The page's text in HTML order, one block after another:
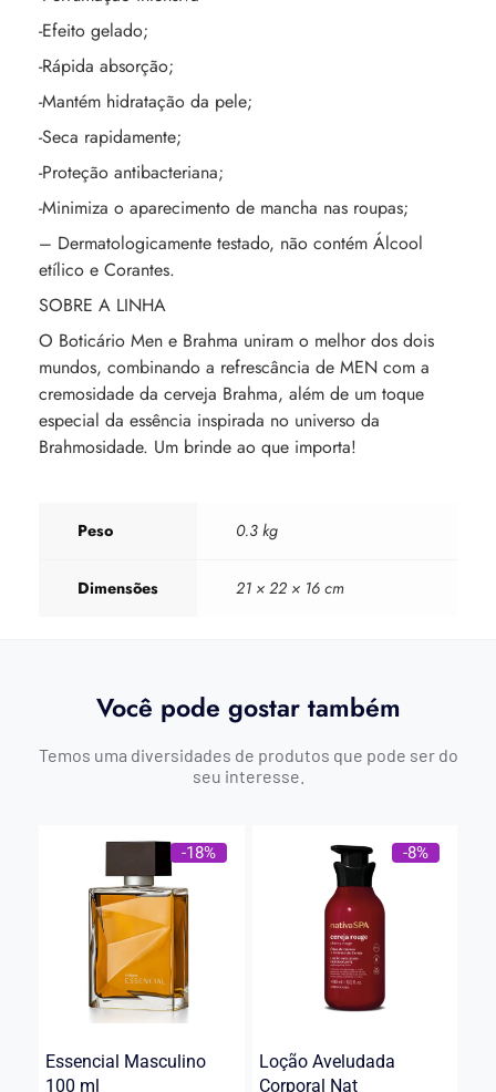
-Efeito gelado;
-Rápida absorção;
-Mantém hidratação da pele;
-Seca rapidamente;
-Proteção antibacteriana;
-Minimiza o aparecimento de mancha nas roupas;
– Dermatologicamente testado, não contém Álcool
etílico e Corantes.
SOBRE A LINHA
O Boticário Men e Brahma uniram o melhor dos dois
mundos, combinando a refrescância de MEN com a
cremosidade da cerveja Brahma, além de um toque
especial da essência inspirada no universo da
Brahmosidade. Um brinde ao que importa!
Peso 0.3 kg
Dimensões 21 × 22 × 16 cm
Você pode gostar também
Temos uma diversidades de produtos que pode ser do
seu interesse.
-18%
Essencial Masculino
100 ml
-8%
Loção Aveludada
Corporal Nat